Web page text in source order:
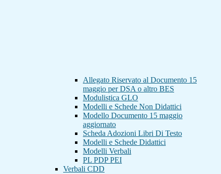
Allegato Riservato al Documento 15
maggio per DSA o altro BES
Modulistica GLO
Modelli e Schede Non Didattici
Modello Documento 15 maggio
aggiornato
Scheda Adozioni Libri Di Testo
Modelli e Schede Didattici
Modelli Verbali
PL PDP PEI
Verbali CDD